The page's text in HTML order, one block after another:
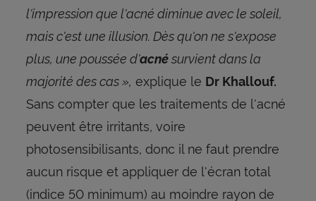
l'impression que l'acné diminue avec le soleil,
mais c'est une illusion. Dès qu'on ne s'expose
plus, une poussée d'acnésurvient dans la
majorité des cas », explique le Dr Khallouf.
Sans compter que les traitements de l'acné
peuvent être irritants, voire
photosensibilisants, donc il ne faut prendre
aucun risque et appliquer de l'écran total
(indice 50 minimum) au moindre rayon de